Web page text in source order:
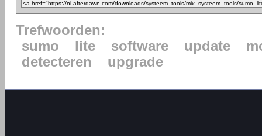
Trefwoorden:
sumo
lite software update
detecteren
upgrade